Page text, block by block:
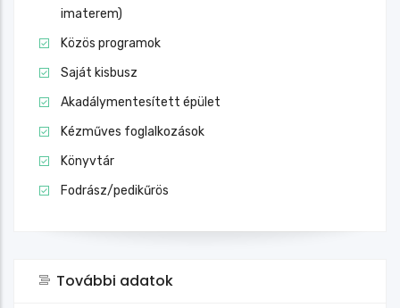
imaterem)
Közös programok
Saját kisbusz
Akadálymentesített épület
Kézműves foglalkozások
Könyvtár
Fodrász/pedikűrös
További adatok